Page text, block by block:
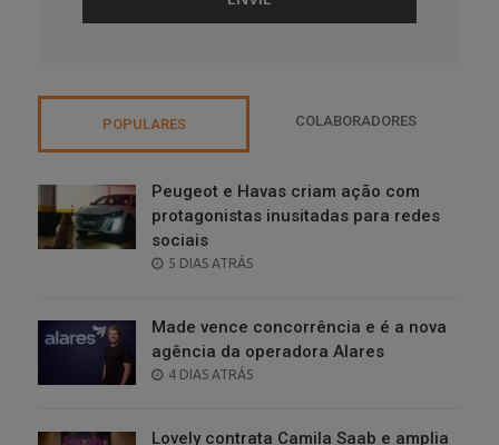
POPULARES COLABORADORES
Peugeot e Havas criam ação com
protagonistas inusitadas para redes
sociais
POSTED
5 DIAS ATRÁS
Made vence concorrência e é a nova
agência da operadora Alares
POSTED
4 DIAS ATRÁS
Lovely contrata Camila Saab e amplia